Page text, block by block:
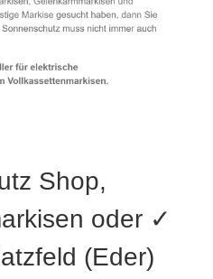
Shop,
oder ✓
(Eder)